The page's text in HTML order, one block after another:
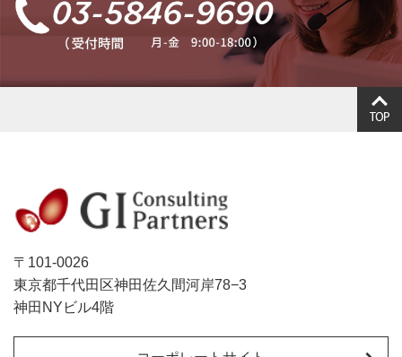
〒101-0026
東京都千代田区神田佐久間河岸78−3
神田NYビル4階